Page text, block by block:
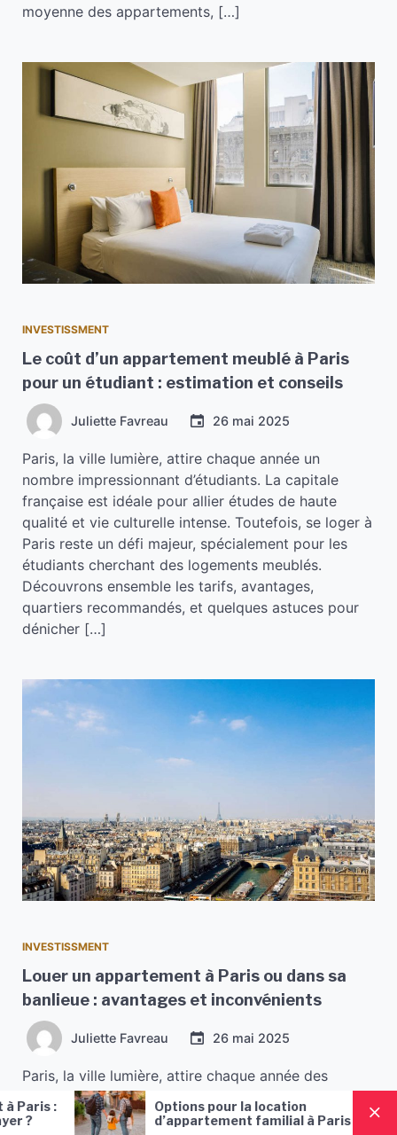
moyenne des appartements, […]
INVESTISSMENT
Le coût d’un appartement meublé à Paris
pour un étudiant : estimation et conseils
Juliette Favreau 26 mai 2025
Paris, la ville lumière, attire chaque année un
nombre impressionnant d’étudiants. La capitale
française est idéale pour allier études de haute
qualité et vie culturelle intense. Toutefois, se loger à
Paris reste un défi majeur, spécialement pour les
étudiants cherchant des logements meublés.
Découvrons ensemble les tarifs, avantages,
quartiers recommandés, et quelques astuces pour
dénicher […]
INVESTISSMENT
Louer un appartement à Paris ou dans sa
banlieue : avantages et inconvénients
Juliette Favreau 26 mai 2025
Paris, la ville lumière, attire chaque année des
milliers de nouveaux résidents. Pourtant, louer un
appartement à Paris intra-muros peut se révéler
Les meilleurs quartiers de Paris
où vivre : guide complet et